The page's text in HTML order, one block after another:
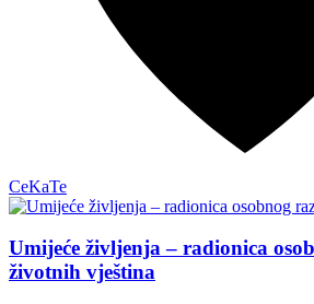
CeKaTe
Umijeće življenja – radionica
životnih vještina